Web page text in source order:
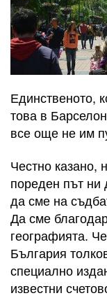
Единственото,
това в
все още не им
Честно казано,
пореден път ни
да сме на
Да сме
географията.
България
специално
известни